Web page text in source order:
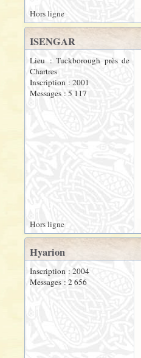
Hors ligne
ISENGAR
Lieu : Tuckborough près de
Chartres
Inscription : 2001
Messages : 5 117
Hors ligne
Hyarion
Inscription : 2004
Messages : 2 656